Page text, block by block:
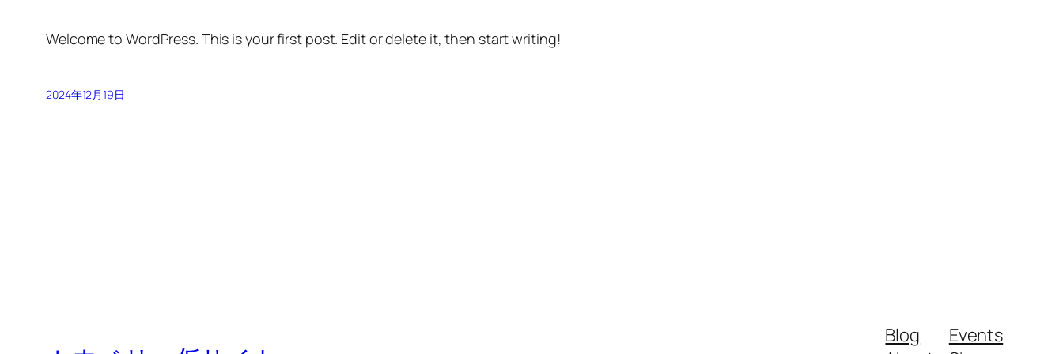
Welcome to WordPress. This is your first post. Edit or delete it, then start writing!
2024年12月19日
Blog
Events